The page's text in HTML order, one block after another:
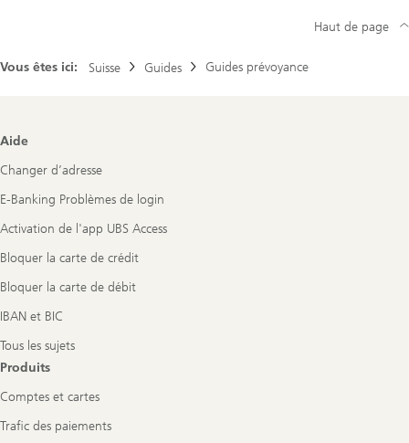
Vous êtes ici: Suisse Guides Guides prévoyance
Haut de page
Footer
Aide
Changer d’adresse
E-Banking Problèmes de login
Activation de l'app UBS Access
Bloquer la carte de crédit
Bloquer la carte de débit
IBAN et BIC
Tous les sujets
Produits
Comptes et cartes
Trafic des paiements